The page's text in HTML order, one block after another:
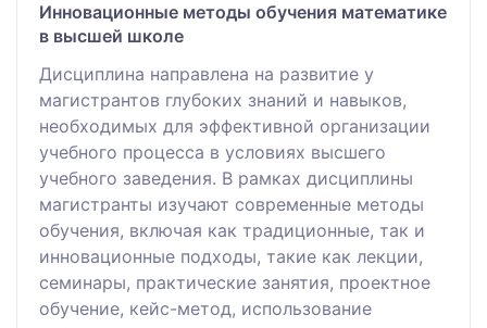
Инновационные методы обучения математике
в высшей школе
Дисциплина направлена на развитие у
магистрантов глубоких знаний и навыков,
необходимых для эффективной организации
учебного процесса в условиях высшего
учебного заведения. В рамках дисциплины
магистранты изучают современные методы
обучения, включая как традиционные, так и
инновационные подходы, такие как лекции,
семинары, практические занятия, проектное
обучение, кейс-метод, использование